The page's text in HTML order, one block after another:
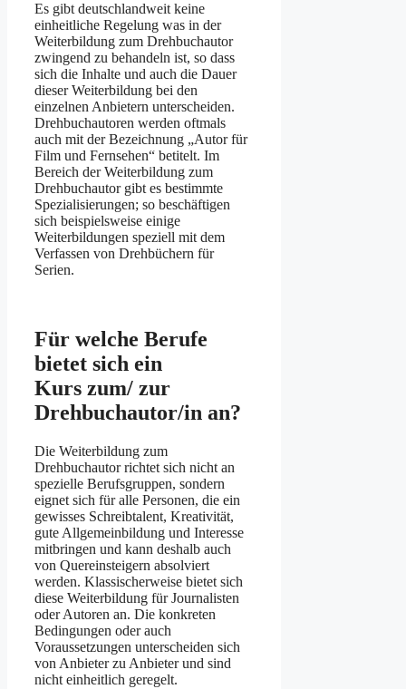
Es gibt deutschlandweit keine
einheitliche Regelung was in der
Weiterbildung zum Drehbuchautor
zwingend zu behandeln ist, so dass
sich die Inhalte und auch die Dauer
dieser Weiterbildung bei den
einzelnen Anbietern unterscheiden.
Drehbuchautoren werden oftmals
auch mit der Bezeichnung „Autor für
Film und Fernsehen“ betitelt. Im
Bereich der Weiterbildung zum
Drehbuchautor gibt es bestimmte
Spezialisierungen; so beschäftigen
sich beispielsweise einige
Weiterbildungen speziell mit dem
Verfassen von Drehbüchern für
Serien.
Für welche Berufe
bietet sich ein
Kurs zum/ zur
Drehbuchautor/in an?
Die Weiterbildung zum
Drehbuchautor richtet sich nicht an
spezielle Berufsgruppen, sondern
eignet sich für alle Personen, die ein
gewisses Schreibtalent, Kreativität,
gute Allgemeinbildung und Interesse
mitbringen und kann deshalb auch
von Quereinsteigern absolviert
werden. Klassischerweise bietet sich
diese Weiterbildung für Journalisten
oder Autoren an. Die konkreten
Bedingungen oder auch
Voraussetzungen unterscheiden sich
von Anbieter zu Anbieter und sind
nicht einheitlich geregelt.